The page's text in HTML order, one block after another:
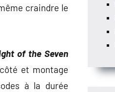
craindre le
of the Seven
et montage
à la durée